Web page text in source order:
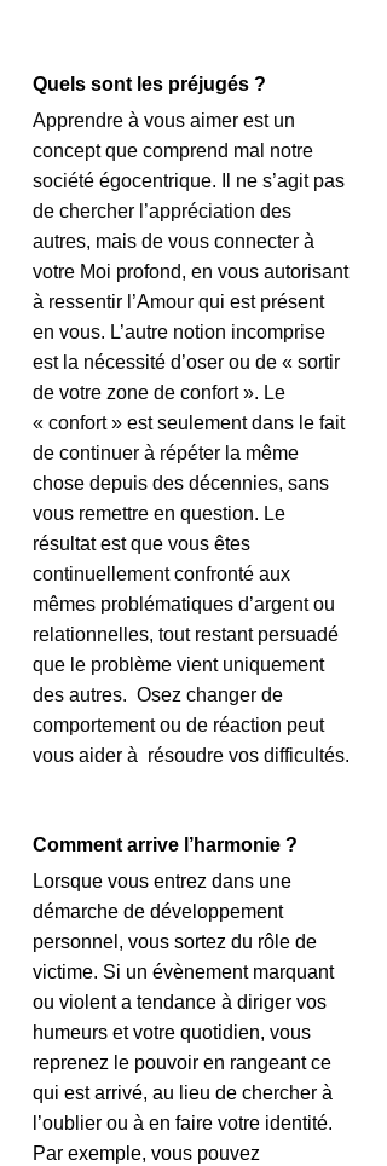
Quels sont les préjugés ?
Apprendre à vous aimer est un
concept que comprend mal notre
société égocentrique. Il ne s’agit pas
de chercher l’appréciation des
autres, mais de vous connecter à
votre Moi profond, en vous autorisant
à ressentir l’Amour qui est présent
en vous. L’autre notion incomprise
est la nécessité d’oser ou de « sortir
de votre zone de confort ». Le
« confort » est seulement dans le fait
de continuer à répéter la même
chose depuis des décennies, sans
vous remettre en question. Le
résultat est que vous êtes
continuellement confronté aux
mêmes problématiques d’argent ou
relationnelles, tout restant persuadé
que le problème vient uniquement
des autres.  Osez changer de
comportement ou de réaction peut
vous aider à  résoudre vos difficultés.
Comment arrive l’harmonie ?
Lorsque vous entrez dans une
démarche de développement
personnel, vous sortez du rôle de
victime. Si un évènement marquant
ou violent a tendance à diriger vos
humeurs et votre quotidien, vous
reprenez le pouvoir en rangeant ce
qui est arrivé, au lieu de chercher à
l’oublier ou à en faire votre identité.
Par exemple, vous pouvez